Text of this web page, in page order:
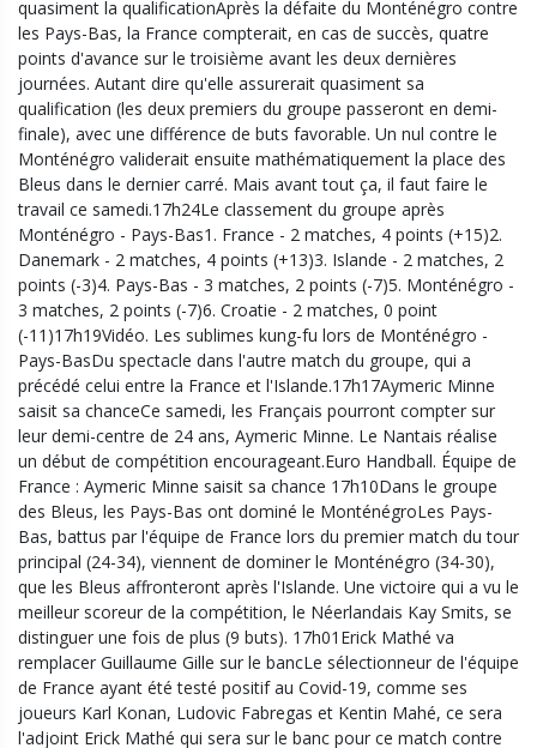
quasiment la qualificationAprès la défaite du Monténégro contre
les Pays-Bas, la France compterait, en cas de succès, quatre
points d'avance sur le troisième avant les deux dernières
journées. Autant dire qu'elle assurerait quasiment sa
qualification (les deux premiers du groupe passeront en demi-
finale), avec une différence de buts favorable. Un nul contre le
Monténégro validerait ensuite mathématiquement la place des
Bleus dans le dernier carré. Mais avant tout ça, il faut faire le
travail ce samedi.17h24Le classement du groupe après
Monténégro - Pays-Bas1. France - 2 matches, 4 points (+15)2.
Danemark - 2 matches, 4 points (+13)3. Islande - 2 matches, 2
points (-3)4. Pays-Bas - 3 matches, 2 points (-7)5. Monténégro -
3 matches, 2 points (-7)6. Croatie - 2 matches, 0 point
(-11)17h19Vidéo. Les sublimes kung-fu lors de Monténégro -
Pays-BasDu spectacle dans l'autre match du groupe, qui a
précédé celui entre la France et l'Islande.17h17Aymeric Minne
saisit sa chanceCe samedi, les Français pourront compter sur
leur demi-centre de 24 ans, Aymeric Minne. Le Nantais réalise
un début de compétition encourageant.Euro Handball. Équipe de
France : Aymeric Minne saisit sa chance 17h10Dans le groupe
des Bleus, les Pays-Bas ont dominé le MonténégroLes Pays-
Bas, battus par l'équipe de France lors du premier match du tour
principal (24-34), viennent de dominer le Monténégro (34-30),
que les Bleus affronteront après l'Islande. Une victoire qui a vu le
meilleur scoreur de la compétition, le Néerlandais Kay Smits, se
distinguer une fois de plus (9 buts). 17h01Erick Mathé va
remplacer Guillaume Gille sur le bancLe sélectionneur de l'équipe
de France ayant été testé positif au Covid-19, comme ses
joueurs Karl Konan, Ludovic Fabregas et Kentin Mahé, ce sera
l'adjoint Erick Mathé qui sera sur le banc pour ce match contre